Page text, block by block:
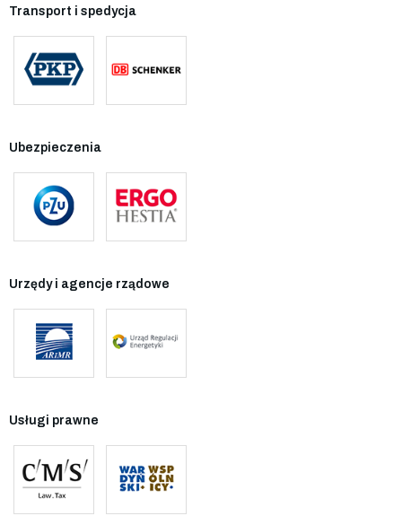
Transport i spedycja
Ubezpieczenia
Urzędy i agencje rządowe
Usługi prawne